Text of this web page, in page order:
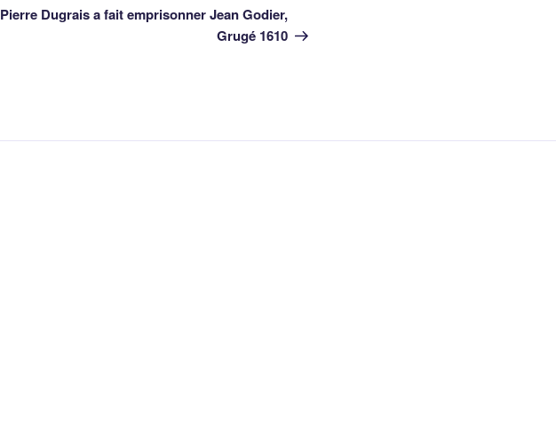
Pierre Dugrais a fait emprisonner Jean Godier,
Grugé 1610